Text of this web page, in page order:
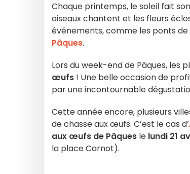
Chaque printemps, le soleil fait
oiseaux chantent et les fleurs
événements, comme les ponts
Pâques.
Lors du week-end de Pâques, les
œufs ! Une belle occasion de
par une incontournable
Cette année encore, plusieurs
de chasse aux œufs. C’est le cas d’
aux œufs de Pâques le lundi 21
la place Carnot).